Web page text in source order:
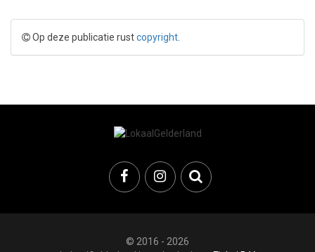
Op deze publicatie rustcopyright
© 2016 - 2026